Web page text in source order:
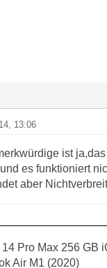
13:06
ist
es funktioniert
aber
Pro Max 256 GB
Air M1 (2020)